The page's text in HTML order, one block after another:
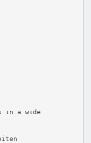
in a wide